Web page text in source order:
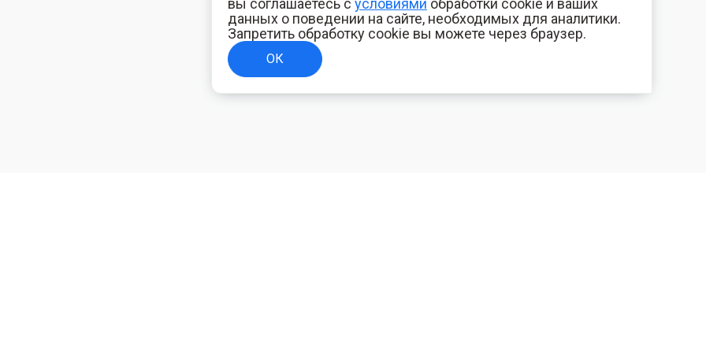
вы соглашаетесь с условиями обработки cookie и ваших
данных о поведении на сайте, необходимых для аналитики.
Запретить обработку cookie вы можете через браузер.
ОК